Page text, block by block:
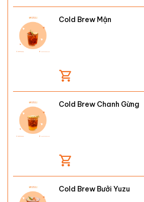
Cold Brew Mận
Cold Brew Chanh Gừng
Cold Brew Bưởi Yuzu